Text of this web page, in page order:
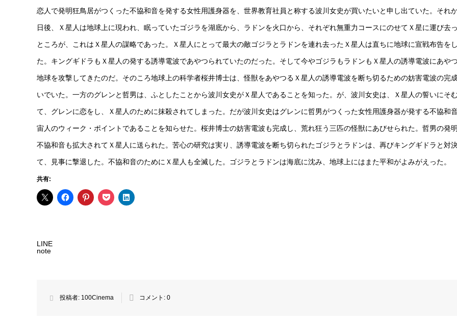
恋人で発明狂鳥居がつくった不協和音を発する女性用護身器を、世界教育社員と称する波川女史が買いたいと申し出ていた。それ
日後、Ｘ星人は地球上に現われ、眠っていたゴジラを湖底から、ラドンを火口から、それぞれ無重力コースにのせてＸ星に運び去
ところが、これはＸ星人の謀略であった。Ｘ星人にとって最大の敵ゴジラとラドンを連れ去ったＸ星人は直ちに地球に宣戦布告を
た。キングギドラもＸ星人の発する誘導電波であやつられていたのだった。そして今やゴジラもラドンもＸ星人の誘導電波にあや
地球を攻撃してきたのだ。そのころ地球上の科学者桜井博士は、怪獣をあやつるＸ星人の誘導電波を断ち切るための妨害電波の完
いでいた。一方のグレンと哲男は、ふとしたことから波川女史がＸ星人であることを知った。が、波川女史は、Ｘ星人の誓いにそ
て、グレンに恋をし、Ｘ星人のために抹殺されてしまった。だが波川女史はグレンに哲男がつくった女性用護身器が発する不協和
宙人のウィーク・ポイントであることを知らせた。桜井博士の妨害電波も完成し、荒れ狂う三匹の怪獣にあびせられた。哲男の発
不協和音も拡大されてＸ星人に送られた。苦心の研究は実り、誘導電波を断ち切られたゴジラとラドンは、再びキングギドラと対
て、見事に撃退した。不協和音のためにＸ星人も全滅した。ゴジラとラドンは海底に沈み、地球上にはまた平和がよみがえった。
共有:
LINE
note
投稿者: 100Cinema コメント: 0